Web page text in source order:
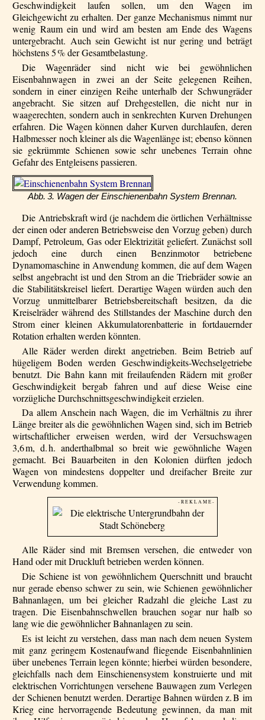
Geschwindigkeit laufen sollen, um den Wagen im
Gleichgewicht zu erhalten. Der ganze Mechanismus nimmt nur
wenig Raum ein und wird am besten am Ende des Wagens
untergebracht. Auch sein Gewicht ist nur gering und beträgt
höchstens 5 % der Gesamtbelastung.
Die Wagenräder sind nicht wie bei gewöhnlichen
Eisenbahnwagen in zwei an der Seite gelegenen Reihen,
sondern in einer einzigen Reihe unterhalb der Schwungräder
angebracht. Sie sitzen auf Drehgestellen, die nicht nur in
waagerechten, sondern auch in senkrechten Kurven Drehungen
erfahren. Die Wagen können daher Kurven durchlaufen, deren
Halbmesser noch kleiner als die Wagenlänge ist; ebenso können
sie gekrümmte Schienen sowie sehr unebenes Terrain ohne
Gefahr des Entgleisens passieren.
Abb. 3. Wagen der Einschienenbahn System Brennan.
Die Antriebskraft wird (je nachdem die örtlichen Verhältnisse
der einen oder anderen Betriebsweise den Vorzug geben) durch
Dampf, Petroleum, Gas oder Elektrizität geliefert. Zunächst soll
jedoch eine durch einen Benzinmotor betriebene
Dynamomaschine in Anwendung kommen, die auf dem Wagen
selbst angebracht ist und den Strom an die Triebräder sowie an
die Stabilitätskreisel liefert. Derartige Wagen würden auch den
Vorzug unmittelbarer Betriebsbereitschaft besitzen, da die
Kreiselräder während des Stillstandes der Maschine durch den
Strom einer kleinen Akkumulatorenbatterie in fortdauernder
Rotation erhalten werden könnten.
Alle Räder werden direkt angetrieben. Beim Betrieb auf
hügeligem Boden werden Geschwindigkeits-Wechselgetriebe
benutzt. Die Bahn kann mit freilaufenden Rädern mit großer
Geschwindigkeit bergab fahren und auf diese Weise eine
vorzügliche Durchschnittsgeschwindigkeit erzielen.
Da allem Anschein nach Wagen, die im Verhältnis zu ihrer
Länge breiter als die gewöhnlichen Wagen sind, sich im Betrieb
wirtschaftlicher erweisen werden, wird der Versuchswagen
3,6 m, d. h. anderthalbmal so breit wie gewöhnliche Wagen
gemacht. Bei Bauarbeiten in den Kolonien dürften jedoch
Wagen von mindestens doppelter und dreifacher Breite zur
Verwendung kommen.
- R E K L A M E -
Alle Räder sind mit Bremsen versehen, die entweder von
Hand oder mit Druckluft betrieben werden können.
Die Schiene ist von gewöhnlichem Querschnitt und braucht
nur gerade ebenso schwer zu sein, wie Schienen gewöhnlicher
Bahnanlagen, um bei gleicher Radzahl die gleiche Last zu
tragen. Die Eisenbahnschwellen brauchen sogar nur halb so
lang wie die gewöhnlicher Bahnanlagen zu sein.
Es ist leicht zu verstehen, dass man nach dem neuen System
mit ganz geringem Kostenaufwand fliegende Eisenbahnlinien
über unebenes Terrain legen könnte; hierbei würden besondere,
gleichfalls nach dem Einschienensystem konstruierte und mit
elektrischen Vorrichtungen versehene Bauwagen zum Verlegen
der Schienen benutzt werden. Derartige Bahnen würden z. B im
Krieg eine hervorragende Bedeutung gewinnen, da man mit